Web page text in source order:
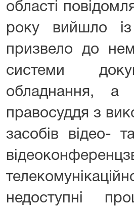
області
року вийшло
призвело до
системи
обладнання, а
правосуддя з
засобів відео-
недоступні